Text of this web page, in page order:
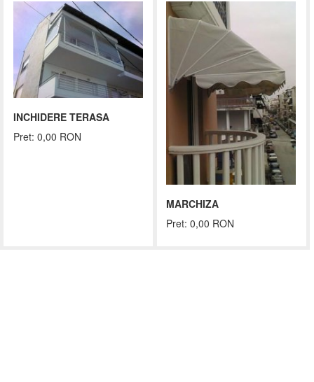
INCHIDERE TERASA
Pret: 0,00 RON
MARCHIZA
Pret: 0,00 RON